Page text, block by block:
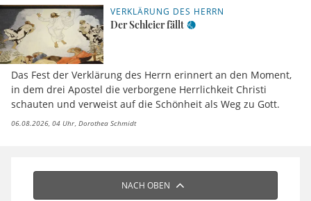
VERKLÄRUNG DES HERRN
Der Schleier fällt
Das Fest der Verklärung des Herrn erinnert an den Moment,
in dem drei Apostel die verborgene Herrlichkeit Christi
schauten und verweist auf die Schönheit als Weg zu Gott.
06.08.2026, 04 Uhr Dorothea Schmidt
NACH OBEN